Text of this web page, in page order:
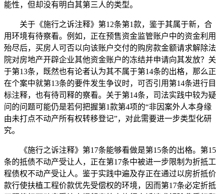
能性，但却没有明白其第三人的类型。
关于《施行之诉注释》第12条第1款，鉴于其属于新，合
用环境有待察看。例如，正在预售资金监管账户中的资金利用
殆尽后，买房人可否以向该账户交付的购房款金额请求解除法
院对房地产开辟企业其他资金账户的冻结并申请向其发放？关
于第13条，既然也有论者认为其不属于第14条的出格，那么正
在个案中就第13条的要件发生争议时，可否引用第14条进行目
标注释，也有待司释的察看。关于第14条，司法实践中较为疑
问的问题可能仍是若何把握第1款第4项的“非因案外人本身缘
由未打点不动产所有权转移登记”，对此需要进一步类型化研
究。
《施行之诉注释》第17条能够看做是第15条的出格。第15
条的抵债不动产受让人，正在第17条中被进一步限制为折抵工
程债权不动产受让人。鉴于实践中遍及存正在通过以房折抵价
款行使扶植工程价款优先受偿权的环境，因而第17条必定折抵